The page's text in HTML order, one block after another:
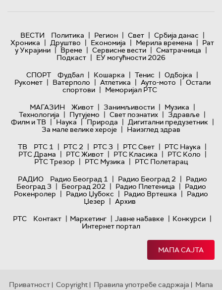
ВЕСТИ Политика | Регион | Свет | Србија данас |
Хроника | Друштво | Економија | Мерила времена | Рат
у Украјини | Време | Сервисне вести | Сматрачница |
Подкаст | ЕУ могућности 2026
СПОРТ
Фудбал | Кошарка | Тенис | Одбојка |
Рукомет | Ватерполо | Атлетика | Ауто-мото | Остали
спортови | Меморијал РТС
МАГАЗИН
Живот | Занимљивости | Музика |
Технологијa | Путујемо | Свет познатих | Здравље |
Филм и ТВ | Наука | Природа | Дигитални предузетник |
За мале велике хероје | Наизглед здрав
ТВ
РТС 1 | РТС 2 | РТС 3 | РТС Свет | РТС Наука |
РТС Драма | РТС Живот | РТС Класика | РТС Коло |
РТС Трезор | РТС Музика | РТС Полетарац
РАДИО
Радио Београд 1 | Радио Београд 2 | Радио
Београд 3 | Београд 202 | Радио Плетеница | Радио
Рокенролер | Радио Џубокс | Радио Вртешка | Радио
Џезер | Архив
РТС
Контакт | Маркетинг | Јавне набавке | Конкурси |
Интернет портал
МАПА САЈТА
Приватност | Copyright | Правила употребе садржаја | Мапа